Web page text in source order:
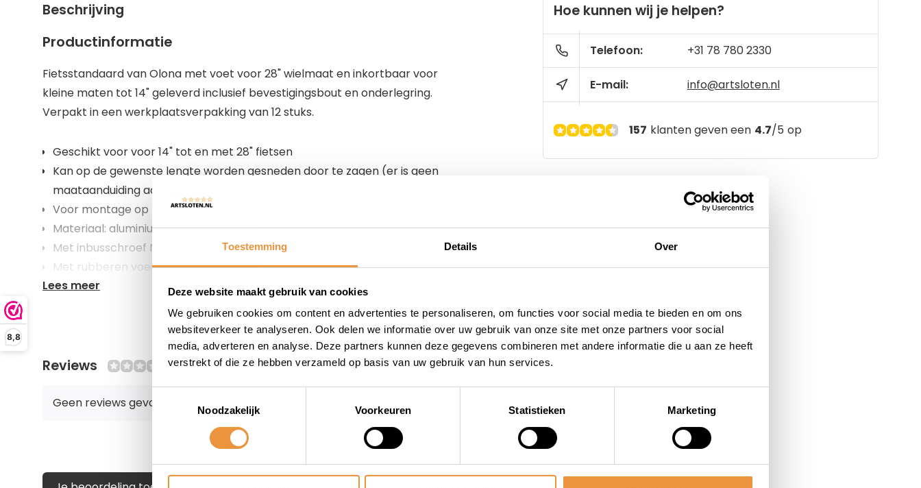
Toestemming Details Over
Deze website maakt gebruik van cookies
We gebruiken cookies om content en advertenties te personaliseren, om functies voor social media te bieden en om ons
websiteverkeer te analyseren. Ook delen we informatie over uw gebruik van onze site met onze partners voor social
media, adverteren en analyse. Deze partners kunnen deze gegevens combineren met andere informatie die u aan ze heeft
verstrekt of die ze hebben verzameld op basis van uw gebruik van hun services.
Noodzakelijk
Voorkeuren Statistieken Marketing
8,8
Beschrijving
Productinformatie
Fietsstandaard van Olona met voet voor 28" wielmaat en inkortbaar voor
kleine maten tot 14" geleverd inclusief bevestigingsbout en onderlegring.
Verpakt in een werkplaatsverpakking van 12 stuks.
Geschikt voor voor 14" tot en met 28" fietsen
Kan op de gewenste lengte worden gesneden door te zagen (er is geen
maataanduiding aanwezig op de standaard)
Voor montage op montageplaat achter de trapas
Materiaal: aluminium
Met inbusschroef M8 x 18 mm
Met rubberen voet
Kleur: zwart
Lees meer
Reviews 0/10
Geen reviews gevonden
Hoe kunnen wij je helpen?
Telefoon: +31 78 780 2330
E-mail: info@artsloten.nl
157 klanten geven een 4.7/5 op